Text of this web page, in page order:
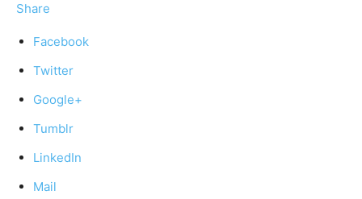
Share
Facebook
Twitter
Google+
Tumblr
LinkedIn
Mail